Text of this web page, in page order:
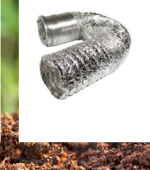
Belüftungs-Alu-Flexrohr, 3m-
Packung